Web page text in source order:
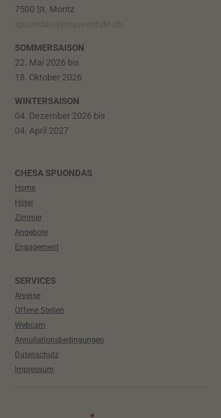
7500 St. Moritz
spuondas@projuventute.ch
SOMMERSAISON
22. Mai 2026 bis
18. Oktober 2026
WINTERSAISON
04. Dezember 2026 bis
04. April 2027
CHESA SPUONDAS
Home
Hotel
Zimmer
Angebote
Engagement
SERVICES
Anreise
Offene Stellen
Webcam
Annullationsbedingungen
Datenschutz
Impressum